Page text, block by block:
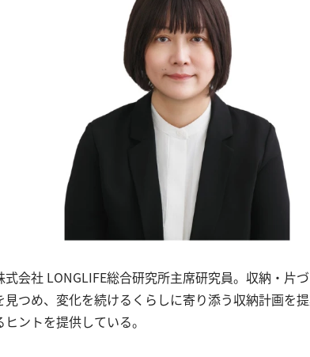
会社 LONGLIFE総合研究所主席研究員。収納・片
見つめ、変化を続けるくらしに寄り添う収納計画を
ントを提供している。